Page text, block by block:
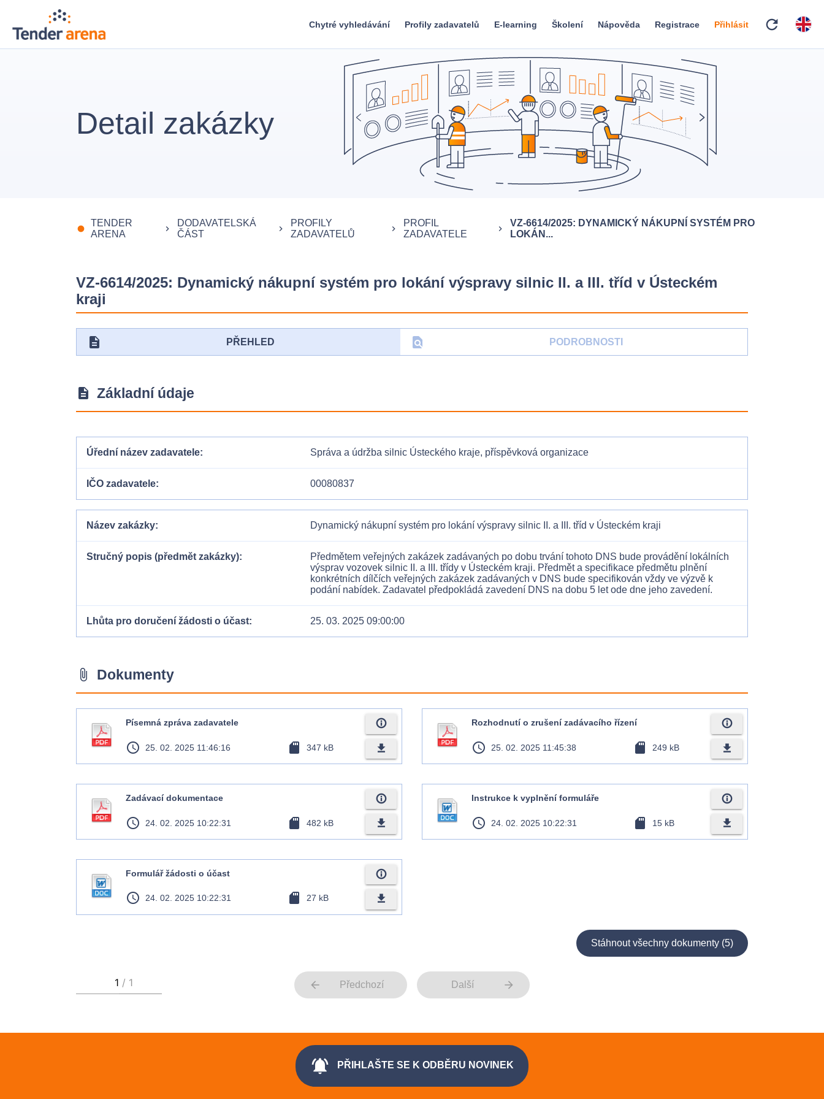
Chytré vyhledávání Profily zadavatelů E-learning Školení Nápověda Registrace Přihlásit refresh
Detail zakázky
fiber_manual_record
TENDER
ARENA
keyboard_arrow_right
DODAVATELSKÁ
ČÁST
keyboard_arrow_right
PROFILY
ZADAVATELŮ
keyboard_arrow_right
PROFIL
ZADAVATELE
keyboard_arrow_right
VZ-6614/2025: DYNAMICKÝ NÁKUPNÍ SYSTÉM PRO
LOKÁN...
VZ-6614/2025: Dynamický nákupní systém pro lokání výspravy silnic II. a III. tříd v Ústeckém
kraji
description PŘEHLED find_in_page PODROBNOSTI
description Základní údaje
Úřední název zadavatele Správa a údržba silnic Ústeckého kraje, příspěvková organizace
IČO zadavatele 00080837
Název zakázky Dynamický nákupní systém pro lokání výspravy silnic II. a III. tříd v Ústeckém kraji
Stručný popis (předmět zakázky)
Předmětem veřejných zakázek zadávaných po dobu trvání tohoto DNS bude provádění lokálních
výsprav vozovek silnic II. a III. třídy v Ústeckém kraji. Předmět a specifikace předmětu plnění
konkrétních dílčích veřejných zakázek zadávaných v DNS bude specifikován vždy ve výzvě k
podání nabídek. Zadavatel předpokládá zavedení DNS na dobu 5 let ode dne jeho zavedení.
Lhůta pro doručení žádosti o účast 25. 03. 2025 09:00:00
attach_file Dokumenty
Písemná zpráva zadavatele
access_time 25. 02. 2025 11:46:16 sd_card 347 kB
info_outline
file_download
Rozhodnutí o zrušení zadávacího řízení
access_time 25. 02. 2025 11:45:38 sd_card 249 kB
info_outline
file_download
Zadávací dokumentace
access_time 24. 02. 2025 10:22:31 sd_card 482 kB
info_outline
file_download
Instrukce k vyplnění formuláře
access_time 24. 02. 2025 10:22:31 sd_card 15 kB
info_outline
file_download
Formulář žádosti o účast
access_time 24. 02. 2025 10:22:31 sd_card 27 kB
info_outline
file_download
Stáhnout všechny dokumenty (5)
arrow_back Předchozí Další arrow_forward
notifications_active PŘIHLAŠTE SE K ODBĚRU NOVINEK